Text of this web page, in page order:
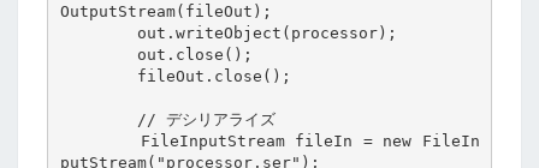
OutputStream(fileOut);
putStream("processor.ser");